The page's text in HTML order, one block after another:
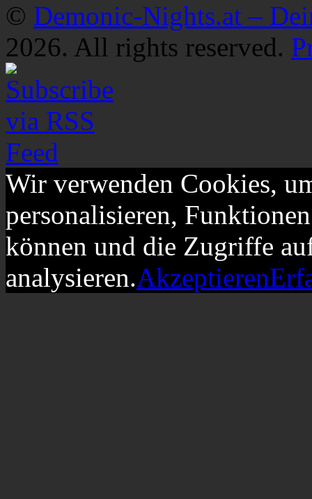
© Demonic-Nights.at –
2026. All rights reserved.
Wir verwenden Cookies,
personalisieren,
können und die Zugriffe
analysieren.Akzeptieren